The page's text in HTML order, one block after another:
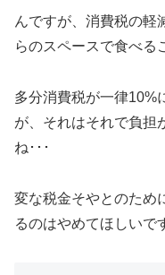
んですが、消費税の軽
らのスペースで食べる
多分消費税が一律10%
が、それはそれで負担
ね･･･
変な税金そやとのため
るのはやめてほしいで